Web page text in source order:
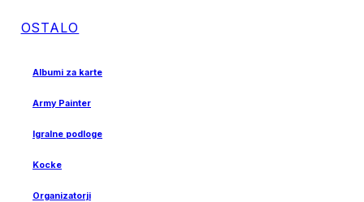
OSTALO
Albumi za karte
Army Painter
Igralne podloge
Kocke
Organizatorji